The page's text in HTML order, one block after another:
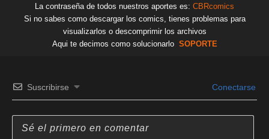
La contraseña de todos nuestros aportes es: CBRcomics
Si no sabes como descargar los comics, tienes problemas para
visualizarlos o descomprimir los archivos
Aqui te decimos como solucionarlo SOPORTE
Suscribirse Conectarse